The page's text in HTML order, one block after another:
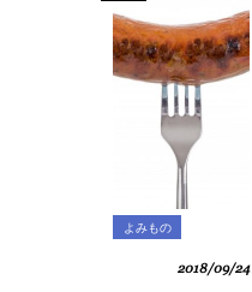
よみもの
2018/09/24